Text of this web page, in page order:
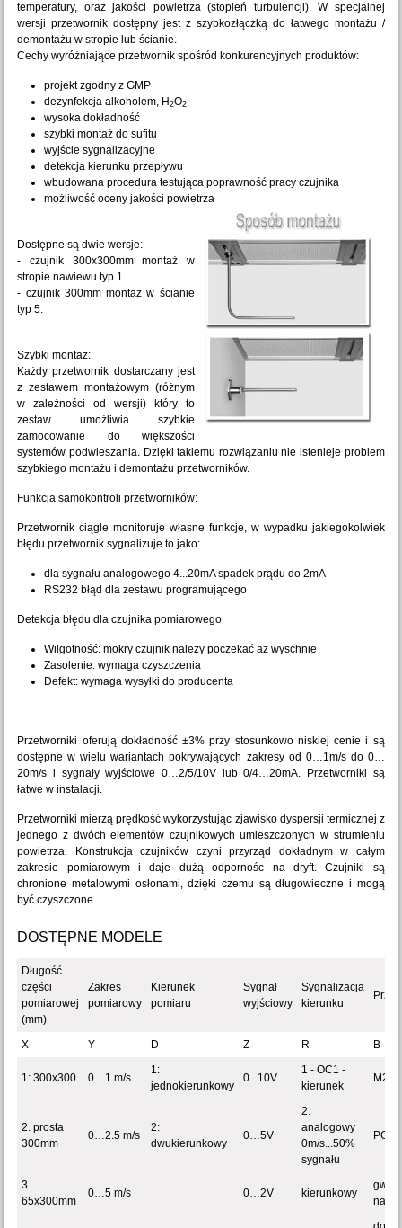
temperatury, oraz jakości powietrza (stopień turbulencji). W specjalnej
wersji przetwornik dostępny jest z szybkozłączką do łatwego montażu /
demontażu w stropie lub ścianie.
Cechy wyróżniające przetwornik spośród konkurencyjnych produktów:
projekt zgodny z GMP
dezynfekcja alkoholem, H2O2
wysoka dokładność
szybki montaż do sufitu
wyjście sygnalizacyjne
detekcja kierunku przepływu
wbudowana procedura testująca poprawność pracy czujnika
możliwość oceny jakości powietrza
Dostępne są dwie wersje:
- czujnik 300x300mm montaż w
stropie nawiewu typ 1
- czujnik 300mm montaż w ścianie
typ 5.
Szybki montaż:
Każdy przetwornik dostarczany jest
z zestawem montażowym (różnym
w zależności od wersji) który to
zestaw umożliwia szybkie
zamocowanie do większości
systemów podwieszania. Dzięki takiemu rozwiązaniu nie istenieje problem
szybkiego montażu i demontażu przetworników.
Funkcja samokontroli przetworników:
Przetwornik ciągle monitoruje własne funkcje, w wypadku jakiegokolwiek
błędu przetwornik sygnalizuje to jako:
dla sygnału analogowego 4...20mA spadek prądu do 2mA
RS232 błąd dla zestawu programującego
Detekcja błędu dla czujnika pomiarowego
Wilgotność: mokry czujnik należy poczekać aż wyschnie
Zasolenie: wymaga czyszczenia
Defekt: wymaga wysyłki do producenta
Przetworniki oferują dokładność ±3% przy stosunkowo niskiej cenie i są
dostępne w wielu wariantach pokrywających zakresy od 0…1m/s do 0…
20m/s i sygnały wyjściowe 0…2/5/10V lub 0/4…20mA. Przetworniki są
łatwe w instalacji.
Przetworniki mierzą prędkość wykorzystując zjawisko dyspersji termicznej z
jednego z dwóch elementów czujnikowych umieszczonych w strumieniu
powietrza. Konstrukcja czujników czyni przyrząd dokładnym w całym
zakresie pomiarowym i daje dużą odpornośc na dryft. Czujniki są
chronione metalowymi osłonami, dzięki czemu są długowieczne i mogą
być czyszczone.
DOSTĘPNE MODELE
Długość
części
pomiarowej
(mm)
Zakres
pomiarowy
Kierunek
pomiaru
Sygnał
wyjściowy
Sygnalizacja
kierunku
X Y D Z R B
1: 300x300 0…1 m/s
1:
jednokierunkowy
0...10V
1 - OC1 -
kierunek
M25
2. prosta
300mm
0…2.5 m/s
2:
dwukierunkowy
0…5V
2.
analogowy
0m/s...50%
sygnału
PG21
3.
65x300mm
0…5 m/s 0…2V kierunkowy
gwint